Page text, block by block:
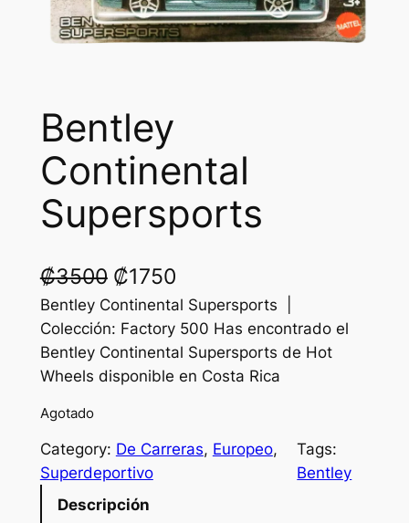
Bentley
Continental
Supersports
₡3500 O
r
i
g
a
l
₡1750C
u
r
r
Bentley Continental Supersports |
Colección: Factory 500 Has encontrado el
Bentley Continental Supersports de Hot
Wheels disponible en Costa Rica
Agotado
Category: De Carreras, Europeo
Superdeportivo
Tags:
Bentley
Descripción